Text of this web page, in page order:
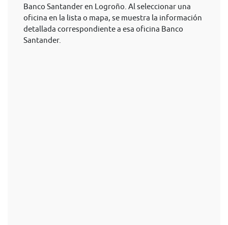
Banco Santander en Logroño. Al seleccionar una
oficina en la lista o mapa, se muestra la información
detallada correspondiente a esa oficina Banco
Santander.